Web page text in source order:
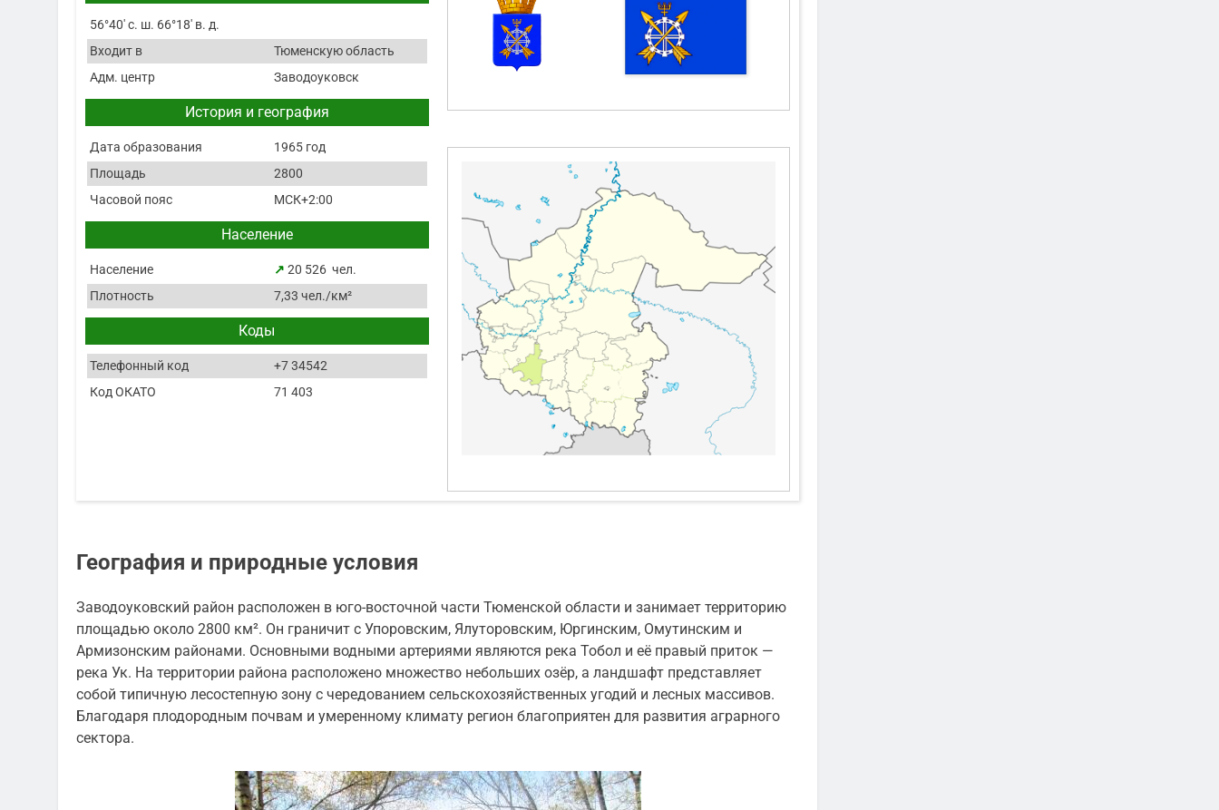
56°40′ с. ш. 66°18′ в. д.
Входит в
Тюменскую область
Адм. центр
Заводоуковск
История и география
Дата образования
1965 год
Площадь
2800
Часовой пояс
МСК+2:00
Население
Население ↗ 20 526 чел.
Плотность
7,33 чел./км²
Коды
Телефонный код
+7 34542
Код ОКАТО
71 403
География и природные условия
Заводоуковский район расположен в юго-восточной части Тюменской области и занимает территорию
площадью около 2800 км². Он граничит с Упоровским, Ялуторовским, Юргинским, Омутинским и
Армизонским районами. Основными водными артериями являются река Тобол и её правый приток —
река Ук. На территории района расположено множество небольших озёр, а ландшафт представляет
собой типичную лесостепную зону с чередованием сельскохозяйственных угодий и лесных массивов.
Благодаря плодородным почвам и умеренному климату регион благоприятен для развития аграрного
сектора.